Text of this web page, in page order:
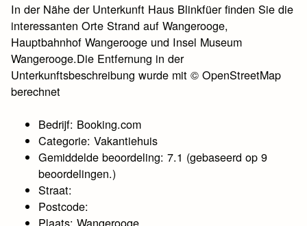
In der Nähe der Unterkunft Haus Blinkfüer finden Sie die
interessanten Orte Strand auf Wangerooge,
Hauptbahnhof Wangerooge und Insel Museum
Wangerooge.Die Entfernung in der
Unterkunftsbeschreibung wurde mit © OpenStreetMap
berechnet
Bedrijf: Booking.com
Categorie: Vakantiehuis
Gemiddelde beoordeling: 7.1 (gebaseerd op 9
beoordelingen.)
Straat:
Postcode: